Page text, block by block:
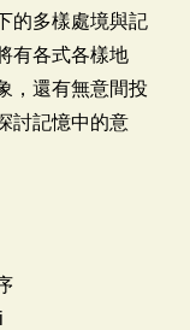
的多樣處境與記
有各式各樣地
，還有無意間投
討記憶中的意